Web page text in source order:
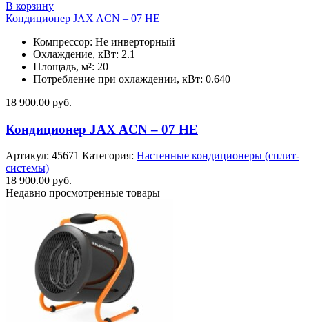
В корзину
Кондиционер JAX ACN – 07 HE
Компрессор: Не инверторный
Охлаждение, кВт: 2.1
Площадь, м²: 20
Потребление при охлаждении, кВт: 0.640
18 900.00 руб.
Кондиционер JAX ACN – 07 HE
Артикул: 45671 Категория: Настенные кондиционеры (сплит-
системы)
18 900.00 руб.
Недавно просмотренные товары